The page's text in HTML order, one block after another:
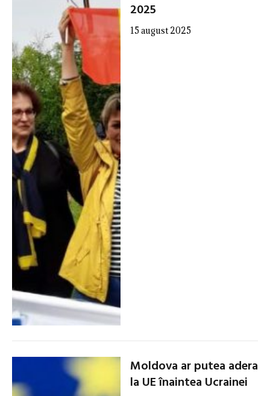
2025
15 august 2025
Moldova ar putea adera
la UE înaintea Ucrainei